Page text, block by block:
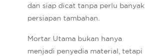
dan siap dicat tanpa perlu banyak
persiapan tambahan.
Mortar Utama bukan hanya
menjadi penyedia material, tetapi